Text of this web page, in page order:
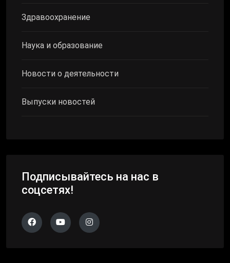
Здравоохранение
Наука и образование
Новости о деятельности
Выпуски новостей
Подписывайтесь на нас в
соцсетях!